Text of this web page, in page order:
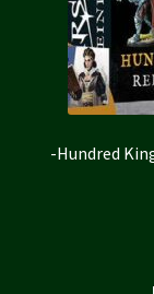
-Hundred